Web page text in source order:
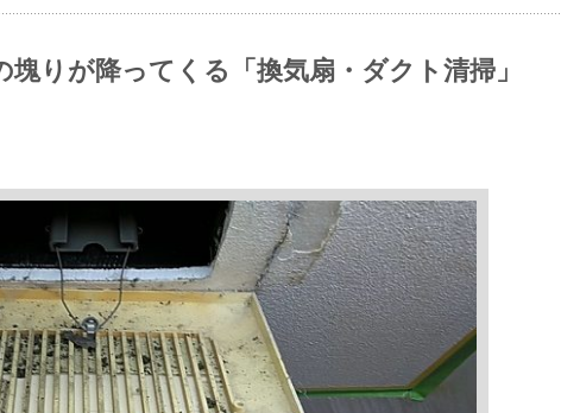
塊りが降ってくる「換気扇・ダクト清掃」